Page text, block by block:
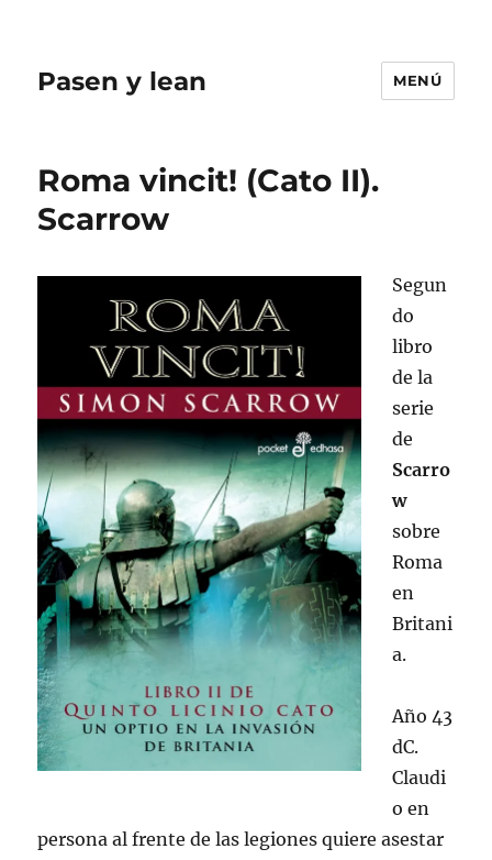
Pasen y lean MENÚ
Roma vincit! (Cato II).
Scarrow
Segun
do
libro
de la
serie
de
Scarro
w
sobre
Roma
en
Britani
a.
Año 43
dC.
Claudi
o en
persona al frente de las legiones quiere asestar